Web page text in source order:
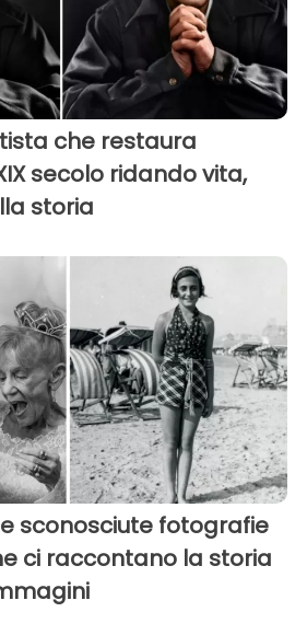
che restaura
secolo ridando vita,
storia
sconosciute fotografie
ci raccontano la storia